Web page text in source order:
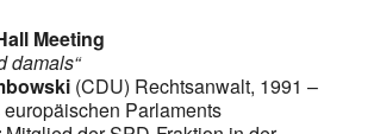
Meeting
damals“
(CDU) Rechtsanwalt, 1991 –
Parlaments